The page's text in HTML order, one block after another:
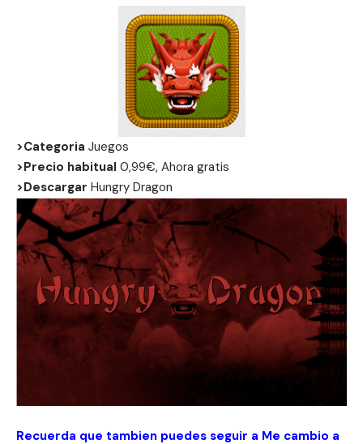
>Categoria Juegos
>Precio habitual 0,99€, Ahora gratis
>Descargar Hungry Dragon
Recuerda que tambien puedes seguir a Me cambio a